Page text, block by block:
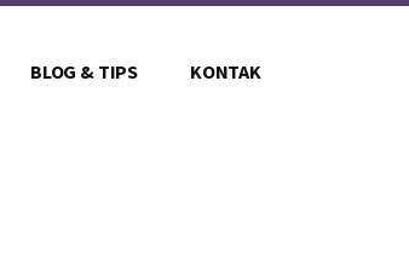
BLOG & TIPS KONTAK